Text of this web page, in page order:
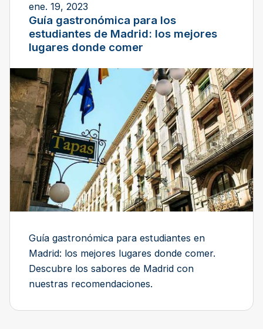
ene. 19, 2023
Guía gastronómica para los
estudiantes de Madrid: los mejores
lugares donde comer
Guía gastronómica para estudiantes en
Madrid: los mejores lugares donde comer.
Descubre los sabores de Madrid con
nuestras recomendaciones.